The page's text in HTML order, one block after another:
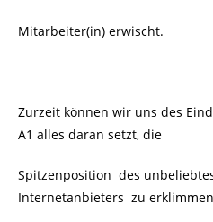
Mitarbeiter(in) erwischt.
Zurzeit können wir uns des
A1 alles daran setzt, die
Spitzenposition des
Internetanbieters zu